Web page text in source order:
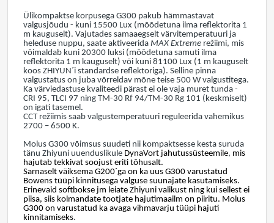
Ülikompaktse korpusega G300 pakub hämmastavat
valgusjõudu - kuni 15500 Lux (mõõdetuna ilma reflektorita 1
m kauguselt). Vajutades samaaegselt värvitemperatuuri ja
heleduse nuppu, saate aktiveerida MAX Extreme režiimi, mis
võimaldab kuni 20300 luksi (mõõdetuna samuti ilma
reflektorita 1 m kauguselt) või kuni 81100 Lux (1 m kauguselt
koos ZHIYUN´i standardse reflektoriga). Selline pinna
valgustatus on juba võrreldav mõne teise 500 W valgustitega.
Ka värviedastuse kvaliteedi pärast ei ole vaja muret tunda -
CRI 95, TLCI 97 ning TM-30 Rf 94/TM-30 Rg 101 (keskmiselt)
on igati tasemel.
CCT režiimis saab valgustemperatuuri reguleerida vahemikus
2700 – 6500 K.
Molus G300 võimsus suudeti nii kompaktsesse kesta suruda
tänu Zhiyuni uuenduslikule DynaVort jahutussüsteemile, mis
hajutab tekkivat soojust eriti tõhusalt.
Sarnaselt väiksema G200´ga on ka uus G300 varustatud
Bowens tüüpi kinnitusega valguse suunajate kasutamiseks.
Erinevaid softbokse jm leiate Zhiyuni valikust ning kui sellest ei
piisa, siis kolmandate tootjate hajutimaailm on piiritu. Molus
G300 on varustatud ka avaga vihmavarju tüüpi hajuti
kinnitamiseks.